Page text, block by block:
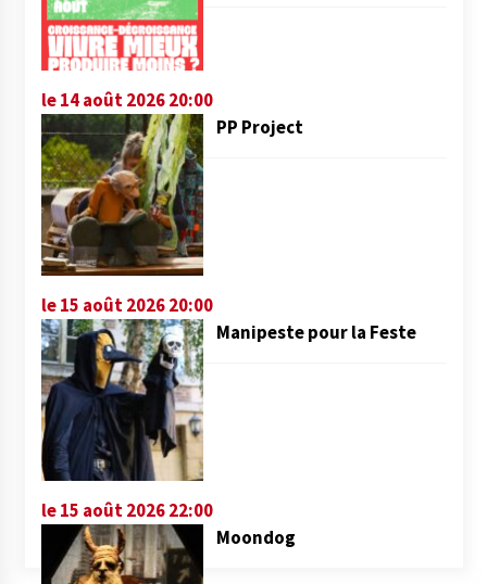
le 14 août 2026 20:00
PP Project
le 15 août 2026 20:00
Manipeste pour la Feste
le 15 août 2026 22:00
Moondog